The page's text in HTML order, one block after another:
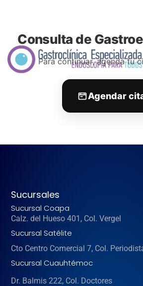
Consulta de
Para continuar, agenda tu
Agendar
Sucursales
Sucursal Coapa
Calz. del Hueso 401, Col. Vergel
Sucursal Satélite
Cto Centro Comercial 7, Col.
Sucursal Cuauhtémoc
Dr. Balmis 222, Col. Doctores